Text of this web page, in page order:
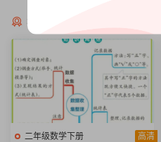
猜你喜欢
二年级数学下册 高清